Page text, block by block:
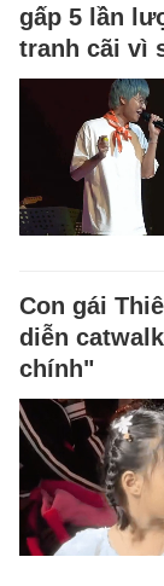
gấp 5 lần
tranh cãi vì
Con gái
diễn
chính"